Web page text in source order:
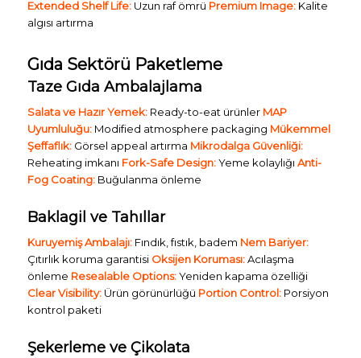
Extended Shelf Life:Uzun raf ömrü Premium Image:Kalite
algısı artırma
Gıda Sektörü Paketleme
Taze Gıda Ambalajlama
Salata ve Hazır Yemek:Ready-to-eat ürünler MAP
Uyumluluğu:Modified atmosphere packaging Mükemmel
Şeffaflık:Görsel appeal artırma Mikrodalga Güvenliği:
Reheating imkanı Fork-Safe Design:Yeme kolaylığı Anti-
Fog Coating:Buğulanma önleme
Baklagil ve Tahıllar
Kuruyemiş Ambalajı:Fındık, fıstık, badem Nem Bariyer:
Çıtırlık koruma garantisi Oksijen Koruması:Acılaşma
önleme Resealable Options:Yeniden kapama özelliği
Clear Visibility:Ürün görünürlüğü Portion Control:Porsiyon
kontrol paketi
Şekerleme ve Çikolata